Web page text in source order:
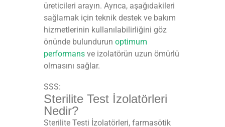
üreticileri arayın. Ayrıca, aşağıdakileri
sağlamak için teknik destek ve bakım
hizmetlerinin kullanılabilirliğini göz
önünde bulundurunoptimum
performans ve izolatörün uzun ömürlü
olmasını sağlar.
SSS:
Sterilite Test İzolatörleri
Nedir?
Sterilite Testi İzolatörleri, farmasötik